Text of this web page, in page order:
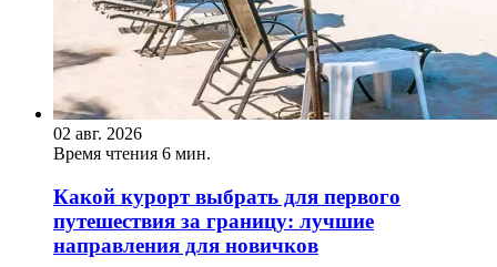
02 авг. 2026
Время чтения 6 мин.
Какой курорт выбрать для первого
путешествия за границу: лучшие
направления для новичков